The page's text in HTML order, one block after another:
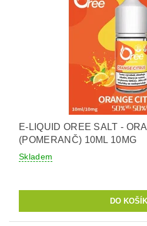
E-LIQUID OREE SALT -
(POMERANČ) 10ML 10MG
Skladem